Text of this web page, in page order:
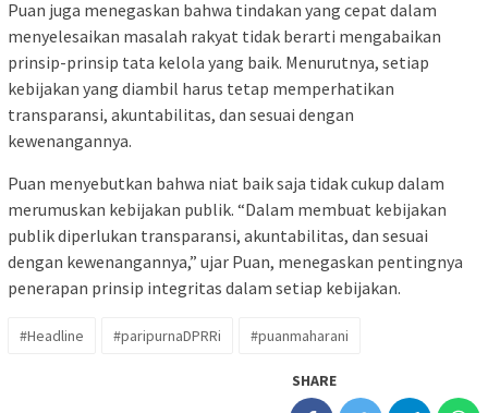
Puan juga menegaskan bahwa tindakan yang cepat dalam
menyelesaikan masalah rakyat tidak berarti mengabaikan
prinsip-prinsip tata kelola yang baik. Menurutnya, setiap
kebijakan yang diambil harus tetap memperhatikan
transparansi, akuntabilitas, dan sesuai dengan
kewenangannya.
Puan menyebutkan bahwa niat baik saja tidak cukup dalam
merumuskan kebijakan publik. “Dalam membuat kebijakan
publik diperlukan transparansi, akuntabilitas, dan sesuai
dengan kewenangannya,” ujar Puan, menegaskan pentingnya
penerapan prinsip integritas dalam setiap kebijakan.
#Headline #paripurnaDPRRi #puanmaharani
SHARE